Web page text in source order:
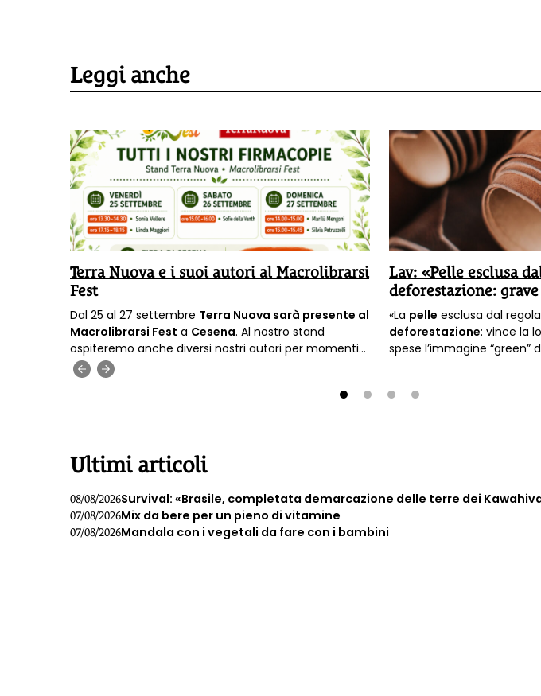
Leggi anche
Terra Nuova e i suoi autori al Macrolibrarsi
Fest
Dal 25 al 27 settembre Terra Nuova sarà presente al
Macrolibrarsi Fest a Cesena. Al nostro stand
ospiteremo anche diversi nostri autori per momenti
firmacopie
Lav: «Pelle esclusa
deforestazione:
«La pelle esclusa dal
deforestazione: vince la
spese l’immagine “green”
Ultimi articoli
08/08/2026Survival: «Brasile, completata demarcazione delle terre dei
07/08/2026Mix da bere per un pieno di vitamine
07/08/2026Mandala con i vegetali da fare con i bambini